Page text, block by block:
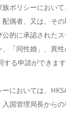
族ポリシーにおい
配偶者、又は、そ
公的に承認された
、「同性婚」、異
する申請ができます
においては、
国管理局長から